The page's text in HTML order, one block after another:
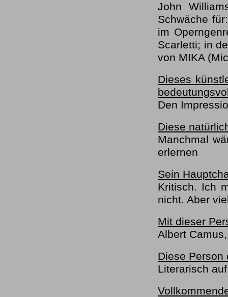
John
Schwäche
im
Scarletti; in
von MIKA
Dieses
Den
Diese
Manchmal
erlernen
Sein
Kritisch. Ich
nicht. Aber
Mit dieser
Albert
Diese Person
Literarisch